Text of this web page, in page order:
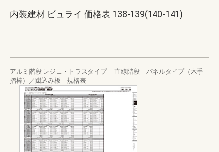
内装建材 ビュライ 価格表 138-139(140-141)
アルミ階段 レジェ・トラスタイプ 直線階段 パネルタイプ（木手
摺棒）／蹴込み板 規格表